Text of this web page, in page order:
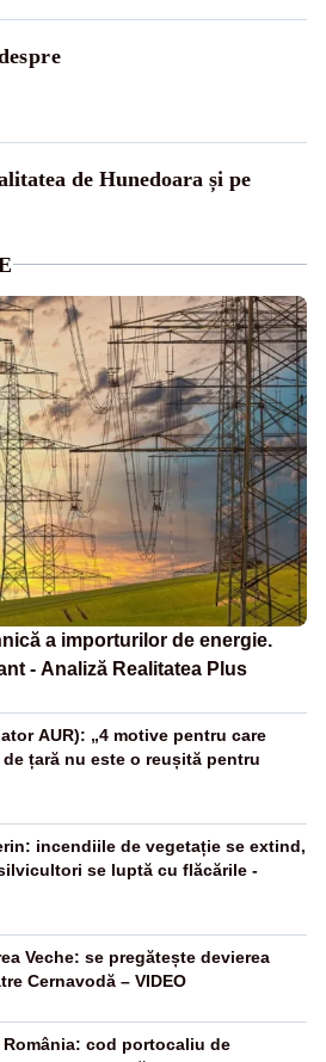
de Hunedoara și pe
a importurilor de energie.
- Analiză Realitatea Plus
AUR): „4 motive pentru care
țară nu este o reușită pentru
incendiile de vegetație se extind,
se luptă cu flăcările -
Veche: se pregătește devierea
Cernavodă – VIDEO
cod portocaliu de